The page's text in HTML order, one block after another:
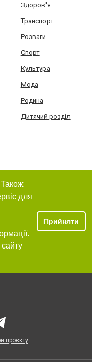
Здоров'я
Транспорт
Розваги
Спорт
Культура
Мода
Родина
Дитячий розділ
для
Прийняти
проєкту